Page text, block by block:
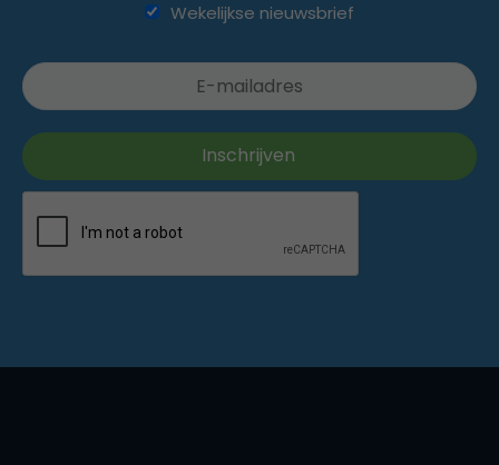
Wekelijkse nieuwsbrief